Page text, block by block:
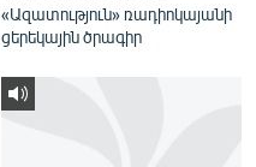
«Ազատություն» ռադիոկայանի
ցերեկային ծրագիր